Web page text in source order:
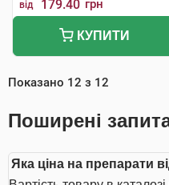
від 179.40 грн
КУПИТИ
Показано 12 з 12
Поширені
Яка ціна на препарати